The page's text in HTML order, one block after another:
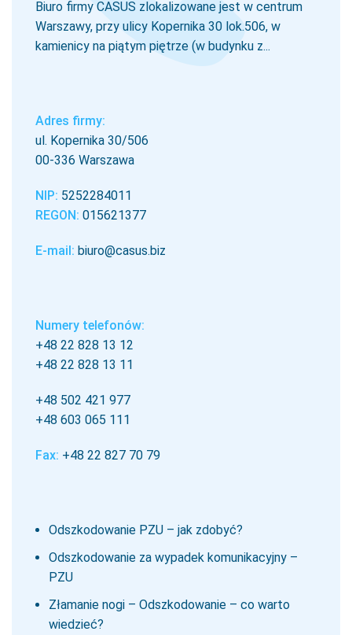
Biuro firmy CASUS zlokalizowane jest w centrum
Warszawy, przy ulicy Kopernika 30 lok.506, w
kamienicy na piątym piętrze (w budynku z...
Adres firmy:
ul. Kopernika 30/506
00-336 Warszawa
NIP: 5252284011
REGON: 015621377
E-mail: biuro@casus.biz
Numery telefonów:
+48 22 828 13 12
+48 22 828 13 11
+48 502 421 977
+48 603 065 111
Fax: +48 22 827 70 79
Odszkodowanie PZU – jak zdobyć?
Odszkodowanie za wypadek komunikacyjny –
PZU
Złamanie nogi – Odszkodowanie – co warto
wiedzieć?